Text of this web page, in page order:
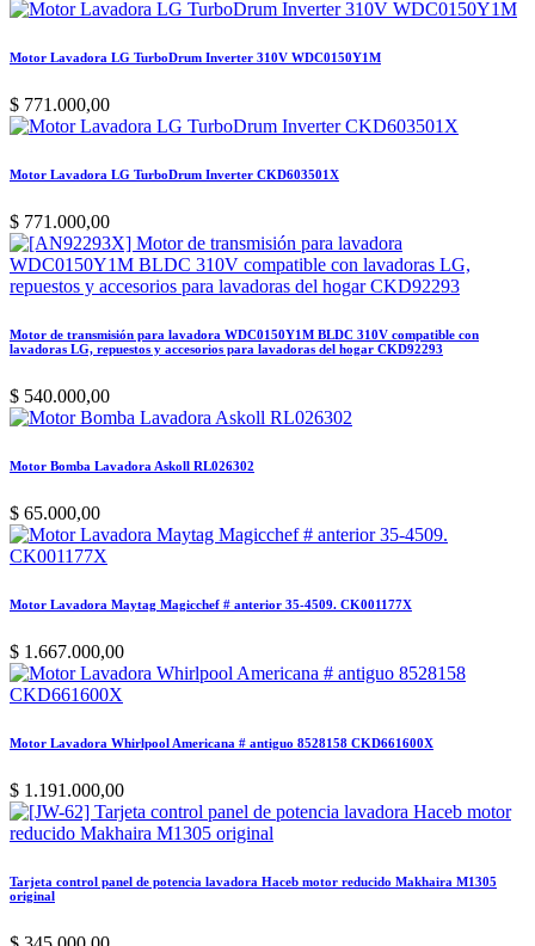
Motor Lavadora LG TurboDrum Inverter 310V WDC0150Y1M
$ 771.000,00
Motor Lavadora LG TurboDrum Inverter CKD603501X
$ 771.000,00
Motor de transmisión para lavadora WDC0150Y1M BLDC 310V compatible con
lavadoras LG, repuestos y accesorios para lavadoras del hogar CKD92293
$ 540.000,00
Motor Bomba Lavadora Askoll RL026302
$ 65.000,00
Motor Lavadora Maytag Magicchef # anterior 35-4509. CK001177X
$ 1.667.000,00
Motor Lavadora Whirlpool Americana # antiguo 8528158 CKD661600X
$ 1.191.000,00
Tarjeta control panel de potencia lavadora Haceb motor reducido Makhaira M1305
original